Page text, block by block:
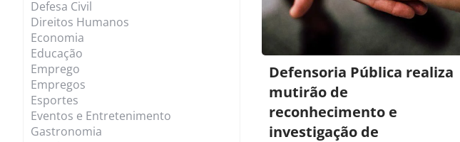
Defesa Civil
Direitos Humanos
Economia
Educação
Emprego
Empregos
Esportes
Eventos e Entretenimento
Gastronomia
Defensoria Pública realiza
mutirão de
reconhecimento e
investigação de